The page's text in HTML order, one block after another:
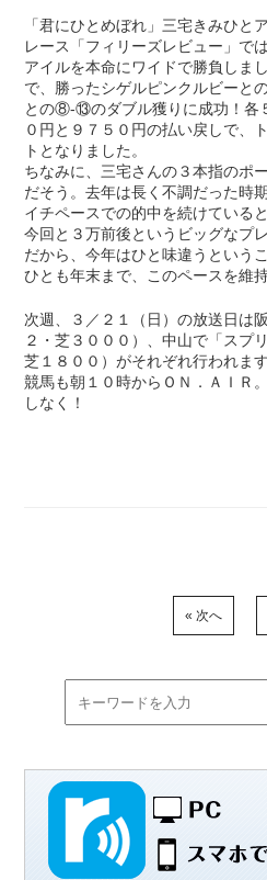
「君にひとめぼれ」三宅きみひと
レース「フィリーズレビュー」で
アイルを本命にワイドで勝負しま
で、勝ったシゲルピンクルビー
との⑧-⑬のダブル獲りに成功！各
０円と９７５０円の払い戻しで、
トとなりました。
ちなみに、三宅さんの３本指のポ
だそう。去年は長く不調だった時
イチペースでの的中を続けている
今回と３万前後というビッグなプ
だから、今年はひと味違うという
ひとも年末まで、このペースを維
次週、３／２１（日）の放送日は
２・芝３０００）、中山で「スプ
芝１８００）がそれぞれ行われま
競馬も朝１０時からＯＮ．ＡＩＲ
しなく！
« 次へ